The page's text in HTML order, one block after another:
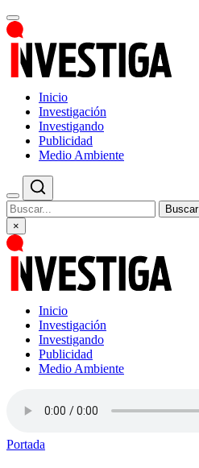
Inicio
Investigación
Investigando
Publicidad
Medio Ambiente
Buscar
×
Inicio
Investigación
Investigando
Publicidad
Medio Ambiente
Portada